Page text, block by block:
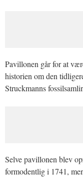
Pavillonen går for at
historien om den
Struckmanns
Selve pavillonen blev
formodentlig i 1741,